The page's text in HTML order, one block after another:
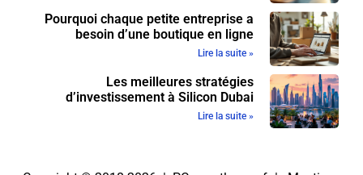
Pourquoi chaque petite entreprise a
besoin d’une boutique en ligne
Lire la suite »
Les meilleures stratégies
d’investissement à Silicon Dubai
Lire la suite »